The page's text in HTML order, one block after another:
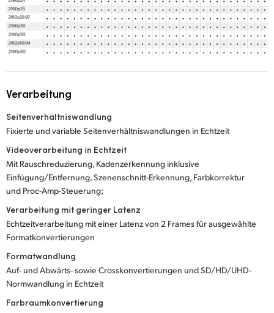
Verarbeitung
Seitenverhältniswandlung
Fixierte und variable Seitenverhältniswandlungen in Echtzeit
Videoverarbeitung in Echtzeit
Mit Rauschreduzierung, Kadenzerkennung inklusive
Einfügung/Entfernung, Szenenschnitt-Erkennung, Farbkorrektur
und Proc-Amp-Steuerung;
Verarbeitung mit geringer Latenz
Echtzeitverarbeitung mit einer Latenz von 2 Frames für ausgewählte
Formatkonvertierungen
Formatwandlung
Auf- und Abwärts- sowie Crosskonvertierungen und SD/HD/UHD-
Normwandlung in Echtzeit
Farbraumkonvertierung